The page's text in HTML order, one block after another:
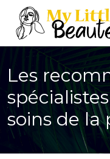
Les
soins de la